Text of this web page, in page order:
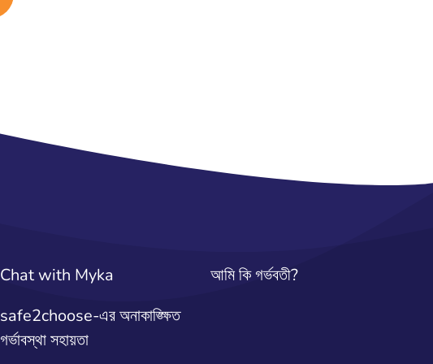
Chat with Myka
আমি কি গর্ভবতী?
safe2choose-এর অনাকাঙ্ক্ষিত
গর্ভাবস্থা সহায়তা